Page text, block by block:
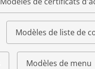
Modèles de liste de
Modèles de menu